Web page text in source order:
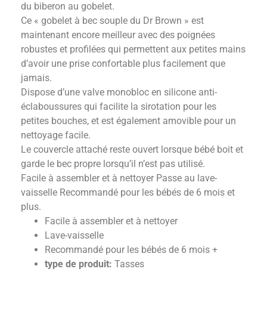
du biberon au gobelet.
Ce « gobelet à bec souple du Dr Brown » est
maintenant encore meilleur avec des poignées
robustes et profilées qui permettent aux petites mains
d’avoir une prise confortable plus facilement que
jamais.
Dispose d’une valve monobloc en silicone anti-
éclaboussures qui facilite la sirotation pour les
petites bouches, et est également amovible pour un
nettoyage facile.
Le couvercle attaché reste ouvert lorsque bébé boit et
garde le bec propre lorsqu’il n’est pas utilisé.
Facile à assembler et à nettoyer Passe au lave-
vaisselle Recommandé pour les bébés de 6 mois et
plus.
Facile à assembler et à nettoyer
Lave-vaisselle
Recommandé pour les bébés de 6 mois +
type de produit: Tasses